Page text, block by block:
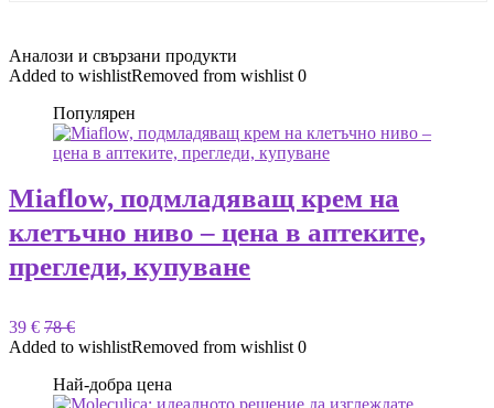
Аналози и свързани продукти
Added to wishlistRemoved from wishlist 0
Популярен
Miaflow, подмладяващ крем на
клетъчно ниво – цена в аптеките,
прегледи, купуване
39 € 78 €
Added to wishlistRemoved from wishlist 0
Най-добра цена